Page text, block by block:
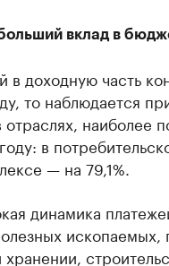
вклад в
в доходную часть
то наблюдается
наиболее
в
— на 79,1%.
динамика
ископаемых,